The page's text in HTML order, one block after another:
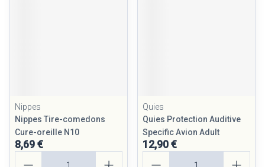
Nippes
Nippes Tire-comedons
Cure-oreille N10
8,69 €
Quies
Quies Protection Auditive
Specific Avion Adult
12,90 €